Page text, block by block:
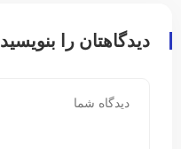
دیدگاهتان را بنویسید